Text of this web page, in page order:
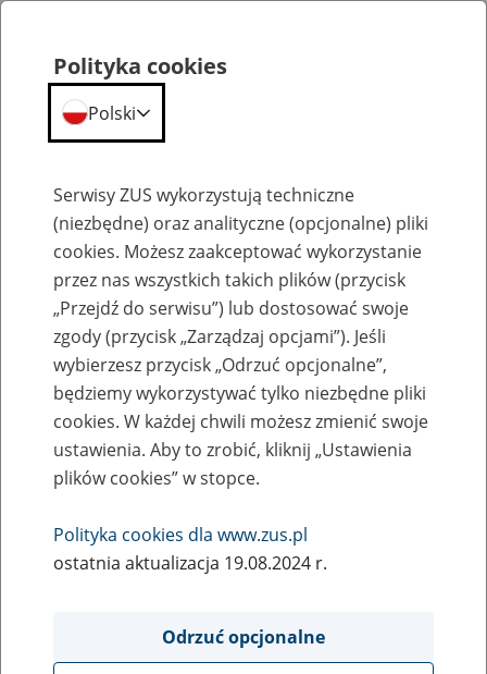
Szkolenia
Zaproś ZUS do siebie - zakładanie profili
eZUS w siedzibie Twojej firmy
Rodzaj wydarzenia
Szkolenia
Obszar merytoryczny
obsługa klientów
Polityka cookies
Polski
Serwisy ZUS wykorzystują techniczne
(niezbędne) oraz analityczne (opcjonalne) pliki
cookies. Możesz zaakceptować wykorzystanie
przez nas wszystkich takich plików (przycisk
„Przejdź do serwisu”) lub dostosować swoje
zgody (przycisk „Zarządzaj opcjami”). Jeśli
wybierzesz przycisk „Odrzuć opcjonalne”,
będziemy wykorzystywać tylko niezbędne pliki
cookies. W każdej chwili możesz zmienić swoje
ustawienia. Aby to zrobić, kliknij „Ustawienia
plików cookies” w stopce.
Polityka cookies dla www.zus.pl
ostatnia aktualizacja 19.08.2024 r.
Odrzuć opcjonalne